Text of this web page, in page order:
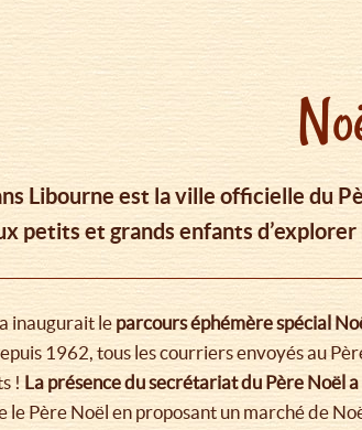
Libourne est la ville officielle du
petits et grands enfants
inaugurait le parcours éphémère spécial
1962, tous les courriers envoyés au
! La présence du secrétariat du Père Noël
Père Noël en proposant un marché de